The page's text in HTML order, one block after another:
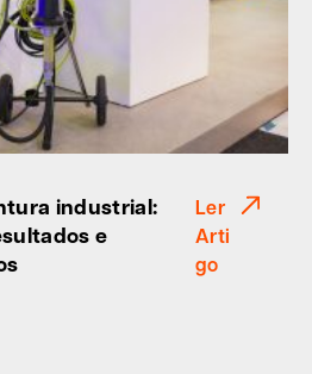
industrial:
e
Ler
Arti
go